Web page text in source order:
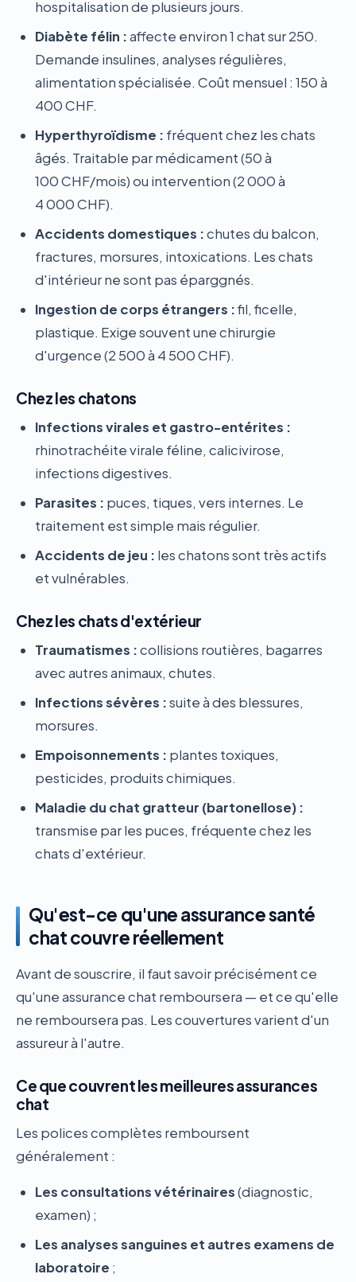
hospitalisation de plusieurs jours.
Diabète félin :affecte environ 1 chat sur 250.
Demande insulines, analyses régulières,
alimentation spécialisée. Coût mensuel : 150 à
400 CHF.
Hyperthyroïdisme : fréquent chez les chats
âgés. Traitable par médicament (50 à
100 CHF/mois) ou intervention (2 000 à
4 000 CHF).
Accidents domestiques :chutes du balcon,
fractures, morsures, intoxications. Les chats
d'intérieur ne sont pas éparggnés.
Ingestion de corps étrangers :fil, ficelle,
plastique. Exige souvent une chirurgie
d'urgence (2 500 à 4 500 CHF).
Chez les chatons
Infections virales et gastro-entérites :
rhinotrachéite virale féline, calicivirose,
infections digestives.
Parasites : puces, tiques, vers internes. Le
traitement est simple mais régulier.
Accidents de jeu : les chatons sont très actifs
et vulnérables.
Chez les chats d'extérieur
Traumatismes :collisions routières, bagarres
avec autres animaux, chutes.
Infections sévères :suite à des blessures,
morsures.
Empoisonnements : plantes toxiques,
pesticides, produits chimiques.
Maladie du chat gratteur (bartonellose) :
transmise par les puces, fréquente chez les
chats d'extérieur.
Qu'est-ce qu'une assurance santé
chat couvre réellement
Avant de souscrire, il faut savoir précisément ce
qu'une assurance chat remboursera — et ce qu'elle
ne remboursera pas. Les couvertures varient d'un
assureur à l'autre.
Ce que couvrent les meilleures assurances
chat
Les polices complètes remboursent
généralement :
Les consultations vétérinaires(diagnostic,
examen) ;
Les analyses sanguines et autres examens de
laboratoire ;